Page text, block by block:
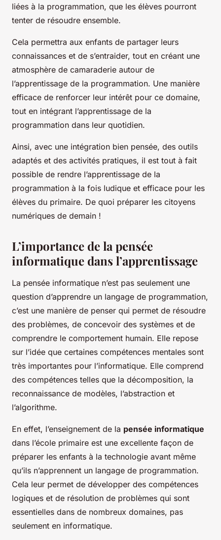
liées à la programmation, que les élèves pourront
tenter de résoudre ensemble.
Cela permettra aux enfants de partager leurs
connaissances et de s’entraider, tout en créant une
atmosphère de camaraderie autour de
l’apprentissage de la programmation. Une manière
efficace de renforcer leur intérêt pour ce domaine,
tout en intégrant l’apprentissage de la
programmation dans leur quotidien.
Ainsi, avec une intégration bien pensée, des outils
adaptés et des activités pratiques, il est tout à fait
possible de rendre l’apprentissage de la
programmation à la fois ludique et efficace pour les
élèves du primaire. De quoi préparer les citoyens
numériques de demain !
L’importance de la pensée
informatique dans l’apprentissage
La pensée informatique n’est pas seulement une
question d’apprendre un langage de programmation,
c’est une manière de penser qui permet de résoudre
des problèmes, de concevoir des systèmes et de
comprendre le comportement humain. Elle repose
sur l’idée que certaines compétences mentales sont
très importantes pour l’informatique. Elle comprend
des compétences telles que la décomposition, la
reconnaissance de modèles, l’abstraction et
l’algorithme.
En effet, l’enseignement de la pensée informatique
dans l’école primaire est une excellente façon de
préparer les enfants à la technologie avant même
qu’ils n’apprennent un langage de programmation.
Cela leur permet de développer des compétences
logiques et de résolution de problèmes qui sont
essentielles dans de nombreux domaines, pas
seulement en informatique.